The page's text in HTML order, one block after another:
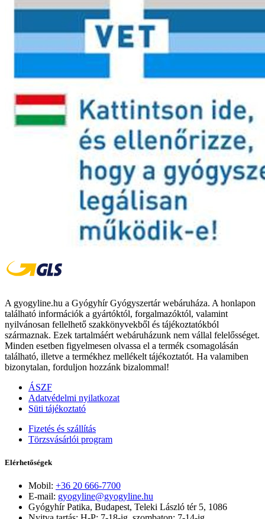
A gyogyline.hu a Gyógyhír Gyógyszertár webáruháza. A honlapon
található információk a gyártóktól, forgalmazóktól, valamint
nyilvánosan fellelhető szakkönyvekből és tájékoztatókból
származnak. Ezek tartalmáért webáruházunk nem vállal felelősséget.
Minden esetben figyelmesen olvassa el a termék csomagolásán
található, illetve a termékhez mellékelt tájékoztatót. Ha valamiben
bizonytalan, forduljon hozzánk bizalommal!
ÁSZF
Adatvédelmi nyilatkozat
Süti tájékoztató
Fizetés és szállítás
Törzsvásárlói program
Elérhetőségek
Mobil: +36 20 666-7700
E-mail: gyogyline@gyogyline.hu
Gyógyhír Patika, Budapest, Teleki László tér 5, 1086